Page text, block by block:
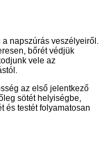
a napszúrás veszélyeiről.
bőrét védjük
vele az
az első jelentkező
sötét helyiségbe,
és testét folyamatosan